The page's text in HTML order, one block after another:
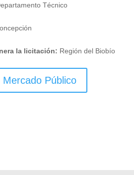
Técnico
la licitación: Región del Biobío
Público